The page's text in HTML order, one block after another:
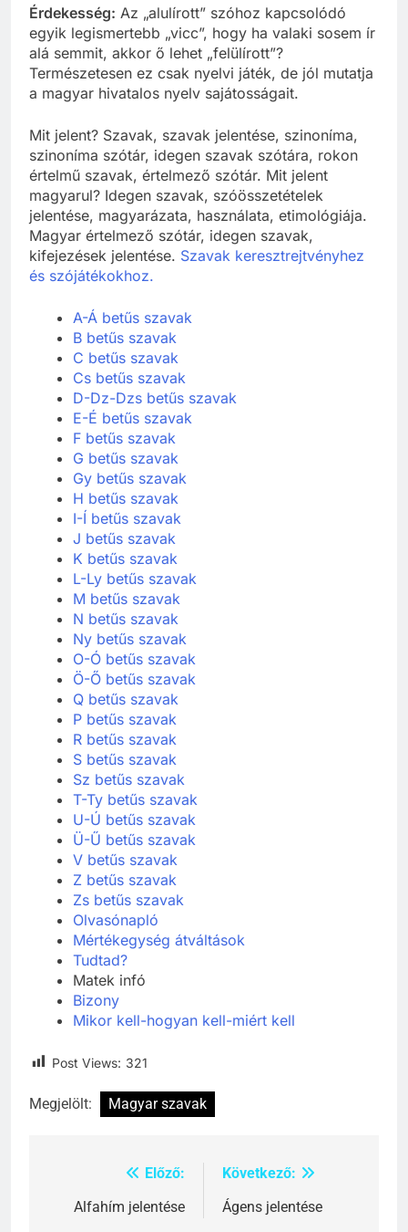
Érdekesség:Az „alulírott” szóhoz kapcsolódó
egyik legismertebb „vicc”, hogy ha valaki sosem ír
alá semmit, akkor ő lehet „felülírott”?
Természetesen ez csak nyelvi játék, de jól mutatja
Mit jelent? Szavak, szavak jelentése, szinoníma,
szinoníma szótár, idegen szavak szótára, rokon
értelmű szavak, értelmező szótár. Mit jelent
magyarul? Idegen szavak, szóösszetételek
jelentése, magyarázata, használata, etimológiája.
Magyar értelmező szótár, idegen szavak,
kifejezések jelentése.
A-Á betűs szavak
B betűs szavak
C betűs szavak
Cs betűs szavak
D-Dz-Dzs betűs szavak
E-É betűs szavak
F betűs szavak
G betűs szavak
Gy betűs szavak
H betűs szavak
I-Í betűs szavak
J betűs szavak
K betűs szavak
L-Ly betűs szavak
M betűs szavak
N betűs szavak
Ny betűs szavak
O-Ó betűs szavak
Ö-Ő betűs szavak
Q betűs szavak
P betűs szavak
R betűs szavak
S betűs szavak
Sz betűs szavak
T-Ty betűs szavak
U-Ú betűs szavak
Ü-Ű betűs szavak
V betűs szavak
Z betűs szavak
Zs betűs szavak
Olvasónapló
Mértékegység átváltások
Tudtad?
Matek infó
Bizony
Magyar szavak
Bejegyzés